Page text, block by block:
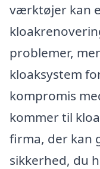
værktøjer kan
problemer,
kloaksystem
kompromis
kommer til
firma, der kan
sikkerhed, du